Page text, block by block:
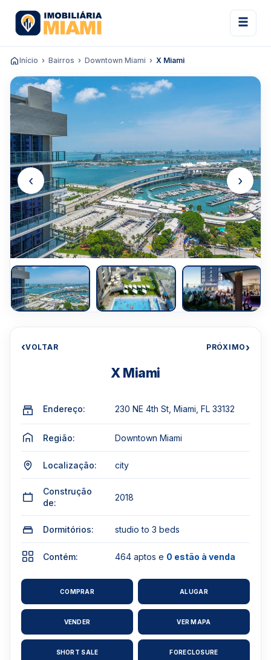
Início Bairros Downtown Miami X Miami
‹ ›
‹VOLTAR PRÓXIMO›
X Miami
Endereço: 230 NE 4th St, Miami, FL 33132
Região: Downtown Miami
Localização: city
Construção
de:
2018
Dormitórios: studio to 3 beds
Contém: 464 aptos e 0 estão à venda
COMPRAR ALUGAR
VENDER VER MAPA
SHORT SALE FORECLOSURE